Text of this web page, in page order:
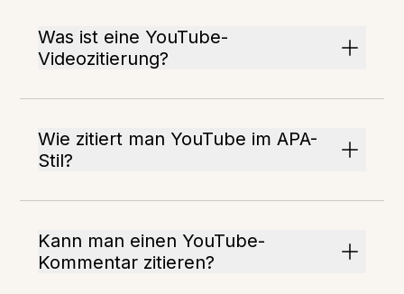
Was ist eine YouTube-
Videozitierung?
Wie zitiert man YouTube im APA-
Stil?
Kann man einen YouTube-
Kommentar zitieren?